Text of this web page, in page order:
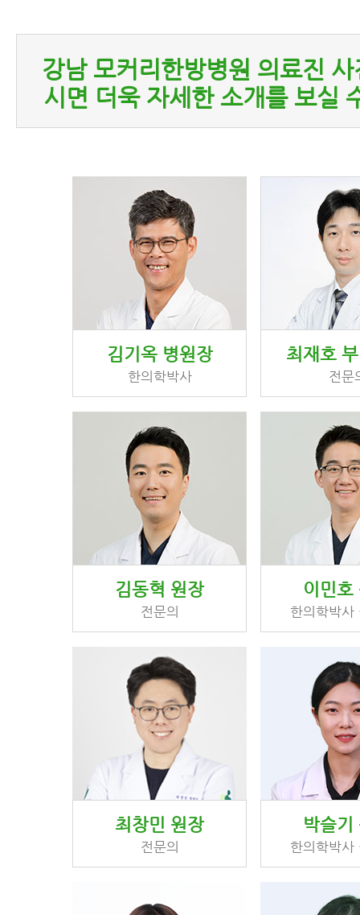
강남 모커리한방병원 의료진
시면 더욱 자세한 소개를 보실
김기옥 병원장
한의학박사
최재호
전문
김동혁 원장
전문의
이민호
한의학박사
최창민 원장
전문의
박슬기
한의학박사